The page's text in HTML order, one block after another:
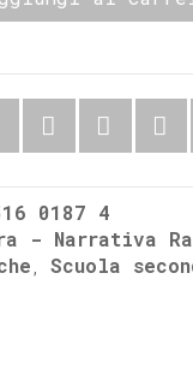
0187 4
- Narrativa
,Scuola